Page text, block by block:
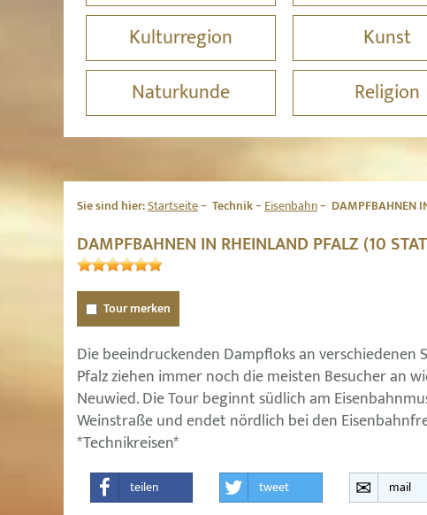
Kulturregion
Kunst
Naturkunde
Religion
Sie sind hier:Startseite Technik Eisenbahn DAMPFBAHNEN
DAMPFBAHNEN IN RHEINLAND PFALZ (10
Tour merken
Die beeindruckenden Dampfloks an
Pfalz ziehen immer noch die meisten Besucher an
Neuwied. Die Tour beginnt südlich am
Weinstraße und endet nördlich bei den
*Technikreisen*
teilen tweet mail